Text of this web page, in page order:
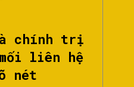
chính trị
liên hệ
nét